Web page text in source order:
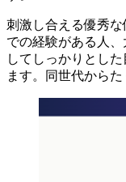
刺激し合える優秀
での経験がある人
してしっかりとし
ます。同世代から